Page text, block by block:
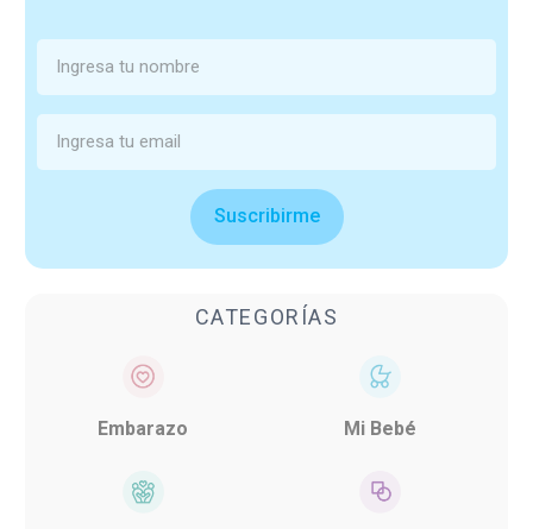
Suscribirme
CATEGORÍAS
Embarazo Mi Bebé